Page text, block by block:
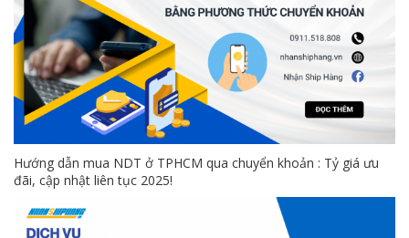
Hướng dẫn mua NDT ở TPHCM qua chuyển khoản : Tỷ giá ưu
đãi, cập nhật liên tục 2025!